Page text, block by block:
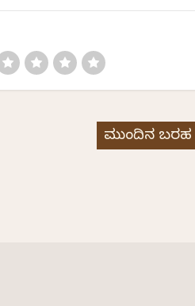
ಮುಂದಿನ ಬರಹ